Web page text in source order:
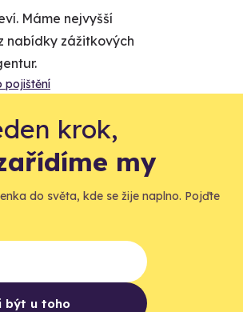
Máme nejvyšší
nabídky zážitkových
pojištění
krok,
my
do světa, kde se žije naplno. Pojďte
být u toho